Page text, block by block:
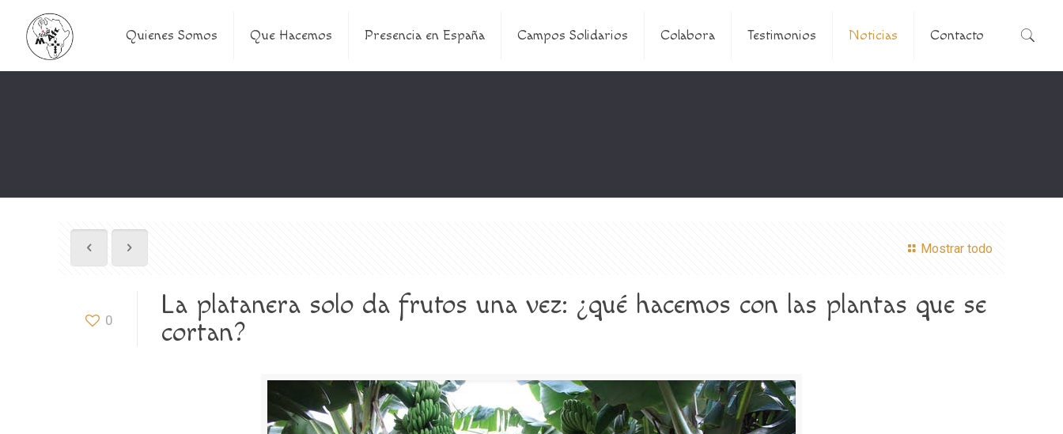
Quienes Somos Que Hacemos Presencia en España Campos Solidarios Colabora Testimonios Noticias Contacto
Mostrar todo
0
La platanera solo da frutos una vez: ¿qué hacemos con las plantas que se
cortan?